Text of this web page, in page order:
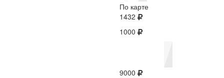
По карте
1432
1000
9000